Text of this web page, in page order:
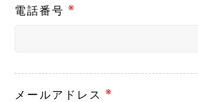
電話番号 ※
メールアドレス ※